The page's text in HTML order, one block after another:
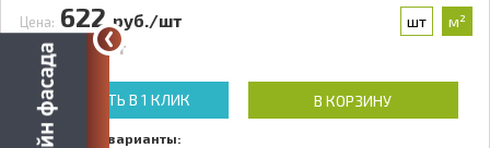
Цена: 622 руб./шт шт м²
726 руб./шт
КУПИТЬ В 1 КЛИК В КОРЗИНУ
Доступные варианты: